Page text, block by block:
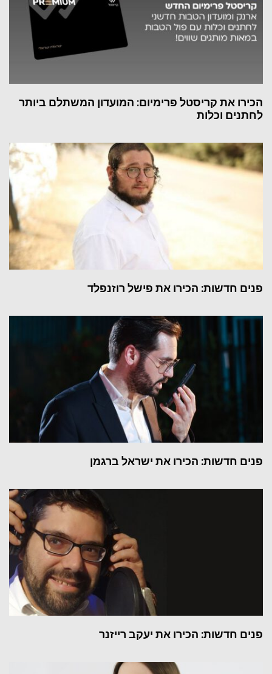
הכירו את קריסטל פרימיום: המועדון המשתלם ביותר
לחתנים וכלות
פנים חדשות: הכירו את פישל רוזנפלד
פנים חדשות: הכירו את ישראל ברגמן
פנים חדשות: הכירו את יעקב רייזנר